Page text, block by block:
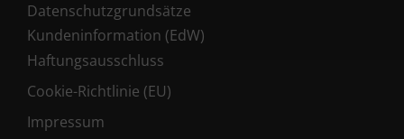
Datenschutzgrundsätze
Kundeninformation (EdW)
Haftungsausschluss
Cookie-Richtlinie (EU)
Impressum